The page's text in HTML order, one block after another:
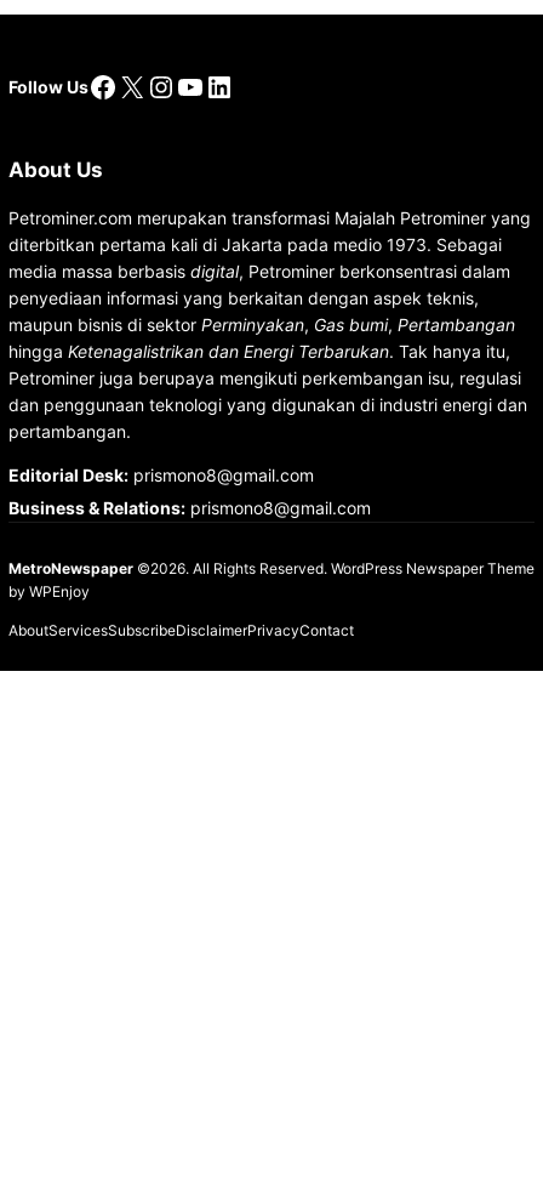
Follow UsFacebook
X Instagram
YouTube
LinkedIn
About Us
Petrominer.com merupakan transformasi Majalah Petrominer yang
diterbitkan pertama kali di Jakarta pada medio 1973. Sebagai
media massa berbasis digital, Petrominer berkonsentrasi dalam
penyediaan informasi yang berkaitan dengan aspek teknis,
maupun bisnis di sektor Perminyakan, Gas bumi, Pertambangan
hingga Ketenagalistrikan dan Energi Terbarukan. Tak hanya itu,
Petrominer juga berupaya mengikuti perkembangan isu, regulasi
dan penggunaan teknologi yang digunakan di industri energi dan
pertambangan.
Editorial Desk:prismono8@gmail.com
Business & Relations:prismono8@gmail.com
MetroNewspaper©2026. All Rights Reserved. WordPress Newspaper Theme
by WPEnjoy
AboutServicesSubscribeDisclaimerPrivacyContact